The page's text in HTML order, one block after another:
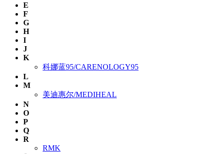
E
F
G
H
I
J
K
科娜蓝95/CARENOLOGY95
L
M
美迪惠尔/MEDIHEAL
N
O
P
Q
R
RMK